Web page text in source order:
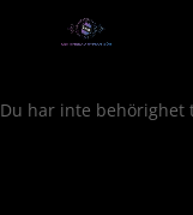
Du har inte behörighet